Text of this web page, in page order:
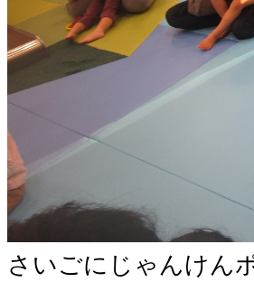
さいごにじゃんけん